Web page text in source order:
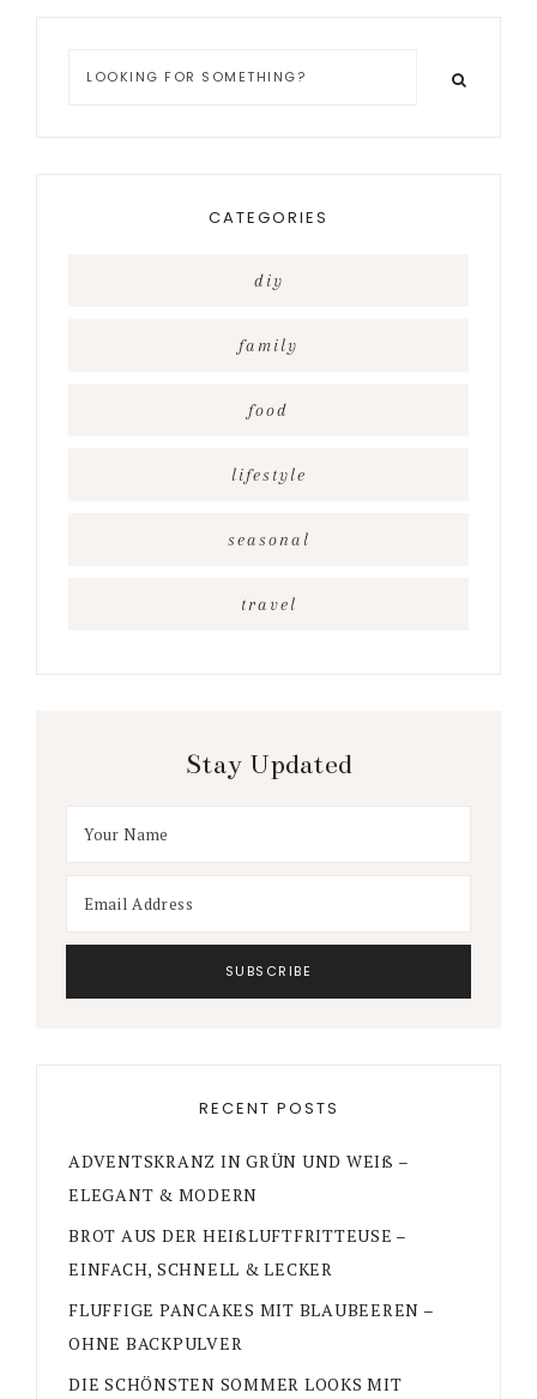
CATEGORIES
diy
family
food
lifestyle
seasonal
travel
Stay Updated
RECENT POSTS
ADVENTSKRANZ IN GRÜN UND WEIß –
ELEGANT & MODERN
BROT AUS DER HEIßLUFTFRITTEUSE –
EINFACH, SCHNELL & LECKER
FLUFFIGE PANCAKES MIT BLAUBEEREN –
OHNE BACKPULVER
DIE SCHÖNSTEN SOMMER LOOKS MIT